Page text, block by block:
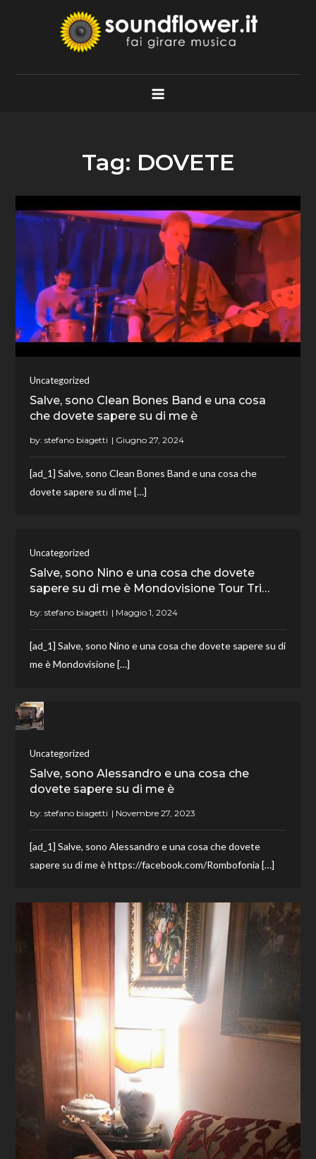
Soundflower.it
Fai Girare Musica
Tag: DOVETE
Uncategorized
Salve, sono Clean Bones Band e una cosa
che dovete sapere su di me è
by:stefano biagetti
[ad_1] Salve, sono Clean Bones Band e una cosa che
dovete sapere su di me […]
Uncategorized
Salve, sono Nino e una cosa che dovete
sapere su di me è Mondovisione Tour Tri…
by:stefano biagetti
[ad_1] Salve, sono Nino e una cosa che dovete sapere su di
me è Mondovisione […]
Uncategorized
Salve, sono Alessandro e una cosa che
dovete sapere su di me è
by:stefano biagetti
[ad_1] Salve, sono Alessandro e una cosa che dovete
sapere su di me è https://facebook.com/Rombofonia […]